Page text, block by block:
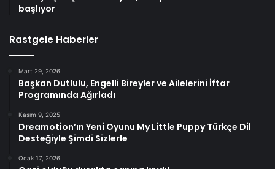
başlıyor
Rastgele Haberler
Mart 29, 2026
Başkan Dutlulu, Engelli Bireyler ve Ailelerini İftar
Programında Ağırladı
Kasım 9, 2025
Dreamotion’ın Yeni Oyunu My Little Puppy Türkçe Dil
Desteğiyle Şimdi Sizlerle
Ocak 17, 2026